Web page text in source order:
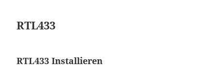
RTL433
RTL433 Installieren